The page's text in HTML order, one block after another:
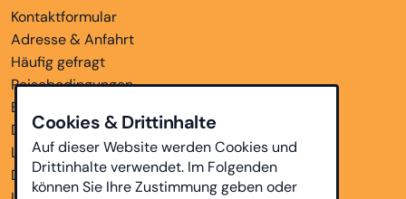
Kontaktformular
Adresse & Anfahrt
Häufig gefragt
Reisebedingungen
Bankverbindungen
Downloads
Links
Datenschutz
Cookies & Drittinhalte
Auf dieser Website werden Cookies und
Drittinhalte verwendet. Im Folgenden
können Sie Ihre Zustimmung geben oder